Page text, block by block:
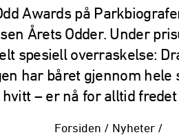
Awards på
Årets Odder. Under
spesiell overraskelse:
har båret gjennom hele
hvitt – er nå for alltid fredet
Forsiden / Nyheter /